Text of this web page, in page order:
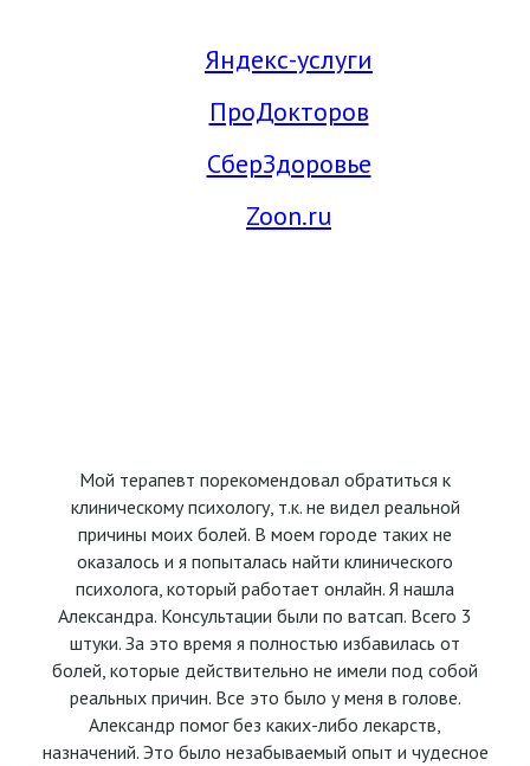
Яндекс-услуги
ПроДокторов
СберЗдоровье
Zoon.ru
Мой терапевт порекомендовал обратиться к
клиническому психологу, т.к. не видел реальной
причины моих болей. В моем городе таких не
оказалось и я попыталась найти клинического
психолога, который работает онлайн. Я нашла
Александра. Консультации были по ватсап. Всего 3
штуки. За это время я полностью избавилась от
болей, которые действительно не имели под собой
реальных причин. Все это было у меня в голове.
Александр помог без каких-либо лекарств,
назначений. Это было незабываемый опыт и чудесное